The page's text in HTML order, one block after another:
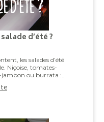
d’été ?
les salades d’été
Niçoise, tomates-
ou burrata :